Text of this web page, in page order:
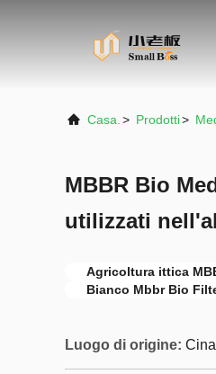
Casa. > Prodotti>
MBBR Bio
utilizzati
Agricoltura ittica
Bianco Mbbr Bio
Luogo di origine: Cina